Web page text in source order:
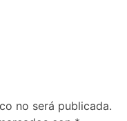
no será publicada.